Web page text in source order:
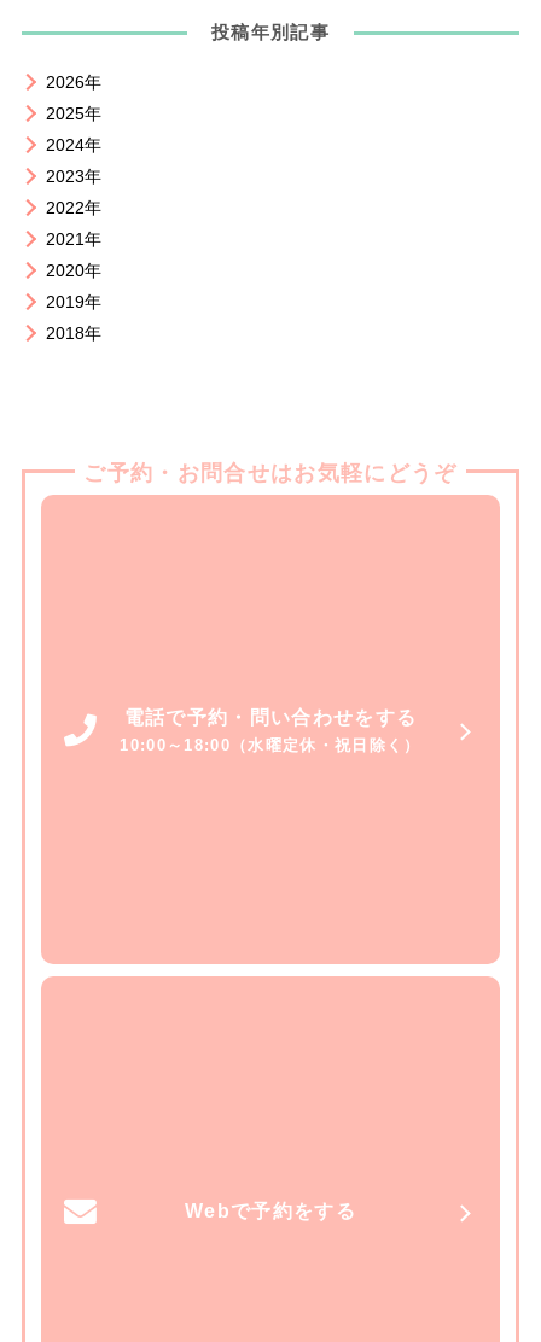
投稿年別記事
2026年
2025年
2024年
2023年
2022年
2021年
2020年
2019年
2018年
ご予約・お問合せはお気軽にどうぞ
電話で予約・問い合わせをする
10:00～18:00（水曜定休・祝日除く）
Webで予約をする